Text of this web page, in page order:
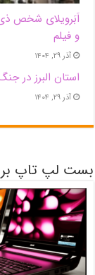
اَبَر‌ویلای شخص
و فیلم
آذر ۲۹, ۱۴۰۴
استان البرز در جنگ 12 روزه 7 شهید دانشجو تقدیم
آذر ۲۹, ۱۴۰۴
بست لپ تاپ